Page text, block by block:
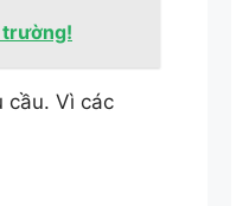
trường!
cầu. Vì các